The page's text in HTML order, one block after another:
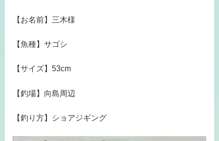
【お名前】三木様
【魚種】サゴシ
【サイズ】53cm
【釣場】向島周辺
【釣り方】ショアジギング